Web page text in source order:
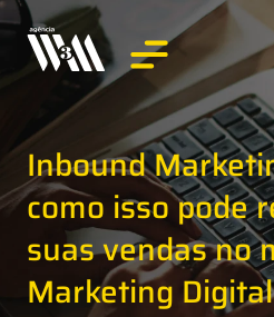
Inbound
como isso pode
suas vendas no
Marketing Digital